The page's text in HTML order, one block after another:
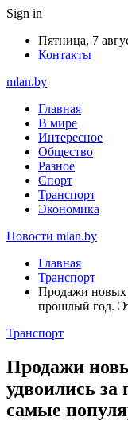
Sign in
Пятница, 7
Контакты
mlan.by
Главная
В мире
Интересное
Общество
Разное
Спорт
Транспорт
Экономика
Новости mlan.by
Главная
Транспорт
Продажи новых
прошлый год.
Транспорт
Продажи
удвоились
самые